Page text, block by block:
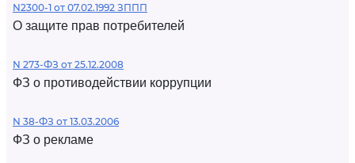
N2300-1 от 07.02.1992 ЗППП
О защите прав потребителей
N 273-ФЗ от 25.12.2008
ФЗ о противодействии коррупции
N 38-ФЗ от 13.03.2006
ФЗ о рекламе